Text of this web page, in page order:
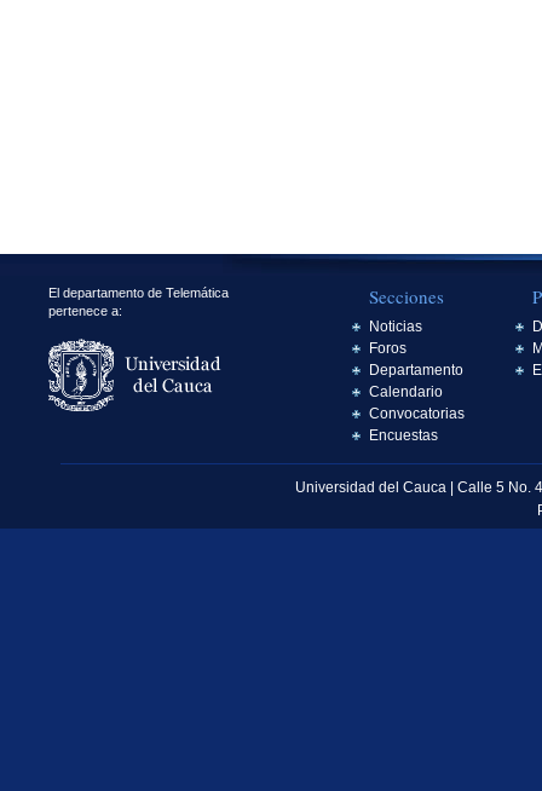
El departamento de Telemática
pertenece a:
Secciones
Noticias
Foros
Departamento
Calendario
Convocatorias
Encuestas
Universidad del Cauca | Calle 5 No.